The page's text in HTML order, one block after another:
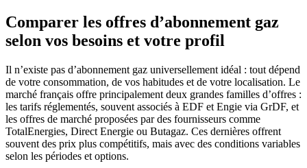
Comparer les offres d’abonnement gaz
selon vos besoins et votre profil
Il n’existe pas d’abonnement gaz universellement idéal : tout dépend
de votre consommation, de vos habitudes et de votre localisation. Le
marché français offre principalement deux grandes familles d’offres :
les tarifs réglementés, souvent associés à EDF et Engie via GrDF, et
les offres de marché proposées par des fournisseurs comme
TotalEnergies, Direct Energie ou Butagaz. Ces dernières offrent
souvent des prix plus compétitifs, mais avec des conditions variables
selon les périodes et options.